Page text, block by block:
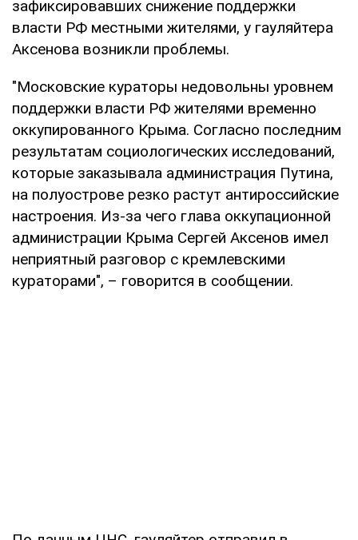
зафиксировавших снижение поддержки
власти РФ местными жителями, у гауляйтера
Аксенова возникли проблемы.
"Московские кураторы недовольны уровнем
поддержки власти РФ жителями временно
оккупированного Крыма. Согласно последним
результатам социологических исследований,
которые заказывала администрация Путина,
на полуострове резко растут антироссийские
настроения. Из-за чего глава оккупационной
администрации Крыма Сергей Аксенов имел
неприятный разговор с кремлевскими
кураторами", – говорится в сообщении.